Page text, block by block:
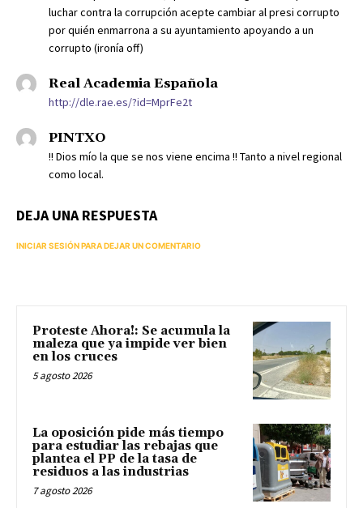
luchar contra la corrupción acepte cambiar al presi corrupto
por quién enmarrona a su ayuntamiento apoyando a un
corrupto (ironía off)
Real Academia Española
http://dle.rae.es/?id=MprFe2t
PINTXO
!! Dios mío la que se nos viene encima !! Tanto a nivel regional
como local.
DEJA UNA RESPUESTA
INICIAR SESIÓN PARA DEJAR UN COMENTARIO
Proteste Ahora!: Se acumula la
maleza que ya impide ver bien
en los cruces
5 agosto 2026
La oposición pide más tiempo
para estudiar las rebajas que
plantea el PP de la tasa de
residuos a las industrias
7 agosto 2026